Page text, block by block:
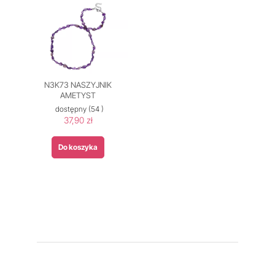
N3K73 NASZYJNIK
AMETYST
dostępny (54 )
37,90 zł
Do koszyka